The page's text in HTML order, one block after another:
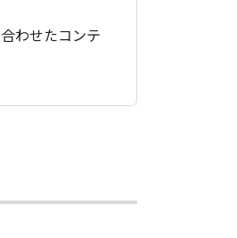
わせたコンテ